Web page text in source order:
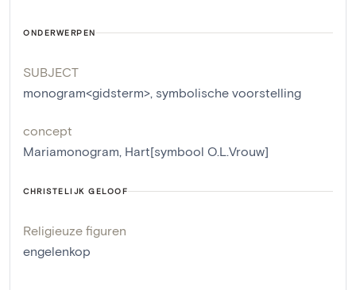
ONDERWERPEN
SUBJECT
monogram<gidsterm>, symbolische voorstelling
concept
Mariamonogram, Hart[symbool O.L.Vrouw]
CHRISTELIJK GELOOF
Religieuze figuren
engelenkop